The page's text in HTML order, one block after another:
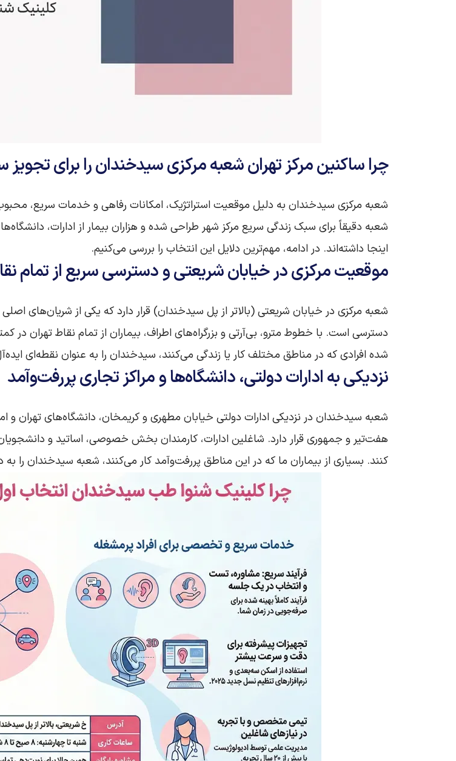
چرا ساکنین مرکز تهران شعبه مرکزی سیدخندان را برای
شعبه مرکزی سیدخندان به دلیل موقعیت استراتژیک، امکانات رفاهی و خدمات سریع،
شعبه دقیقاً برای سبک زندگی سریع مرکز شهر طراحی شده و هزاران بیمار از ادارات،
اینجا داشته‌اند. در ادامه، مهم‌ترین دلایل این انتخاب را بررسی می‌کنیم.
موقعیت مرکزی در خیابان شریعتی و دسترسی سریع از تمام
شعبه مرکزی در خیابان شریعتی (بالاتر از پل سیدخندان) قرار دارد که یکی از شریان‌های
شده افرادی که در مناطق مختلف کار یا زندگی می‌کنند، سیدخندان را به عنوان نقطه‌ای
نزدیکی به ادارات دولتی، دانشگاه‌ها و مراکز تجاری پررفت‌وآمد
شعبه سیدخندان در نزدیکی ادارات دولتی خیابان مطهری و کریمخان، دانشگاه‌های تهران و
هفت‌تیر و جمهوری قرار دارد. شاغلین ادارات، کارمندان بخش خصوصی، اساتید و
کنند. بسیاری از بیماران ما که در این مناطق پررفت‌وآمد کار می‌کنند، شعبه سیدخندان را